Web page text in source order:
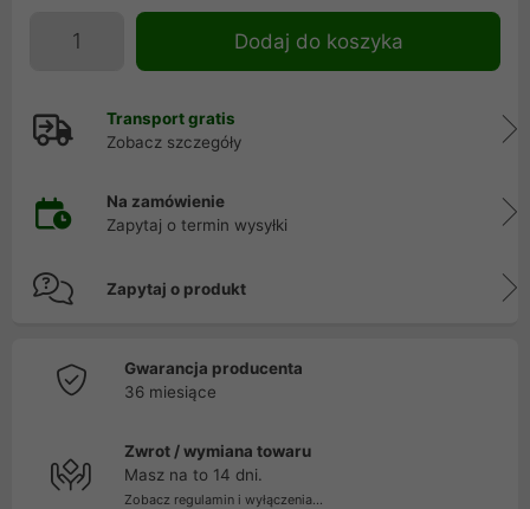
Dodaj do koszyka
Transport gratis
Zobacz szczegóły
Na zamówienie
Zapytaj o termin wysyłki
Zapytaj o produkt
Gwarancja producenta
36 miesiące
Zwrot / wymiana towaru
Masz na to 14 dni.
Zobacz regulamin i wyłączenia...